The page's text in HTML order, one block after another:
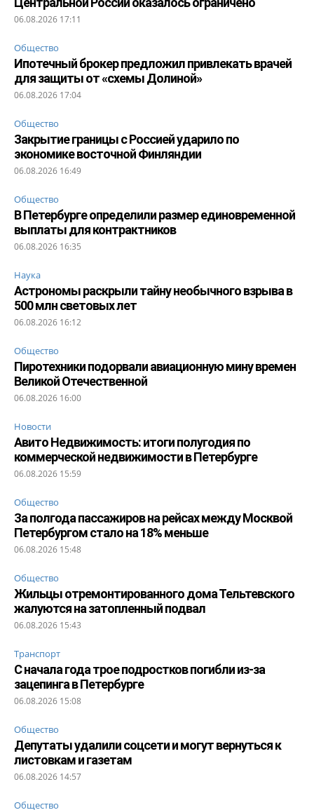
06.08.2026 17:11
Общество
Ипотечный брокер предложил привлекать врачей
для защиты от «схемы Долиной»
06.08.2026 17:04
Общество
Закрытие границы с Россией ударило по
экономике восточной Финляндии
06.08.2026 16:49
Общество
В Петербурге определили размер единовременной
выплаты для контрактников
06.08.2026 16:35
Наука
Астрономы раскрыли тайну необычного взрыва в
500 млн световых лет
06.08.2026 16:12
Общество
Пиротехники подорвали авиационную мину времен
Великой Отечественной
06.08.2026 16:00
Новости
Авито Недвижимость: итоги полугодия по
коммерческой недвижимости в Петербурге
06.08.2026 15:59
Общество
За полгода пассажиров на рейсах между Москвой
Петербургом стало на 18% меньше
06.08.2026 15:48
Общество
Жильцы отремонтированного дома Тельтевского
жалуются на затопленный подвал
06.08.2026 15:43
Транспорт
С начала года трое подростков погибли из-за
зацепинга в Петербурге
06.08.2026 15:08
Общество
Депутаты удалили соцсети и могут вернуться к
листовкам и газетам
06.08.2026 14:57
Общество